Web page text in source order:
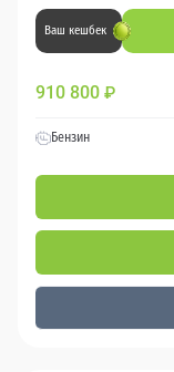
Ваш кешбек
910 800 ₽
Бензин